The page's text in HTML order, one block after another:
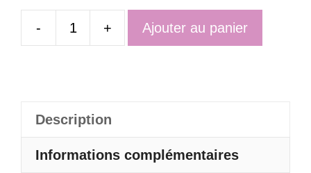
-
quantité
Grande
Taille
+ Ajouter au panier
Description
Informations complémentaires